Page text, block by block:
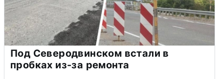
Под Северодвинском встали в
пробках из-за ремонта